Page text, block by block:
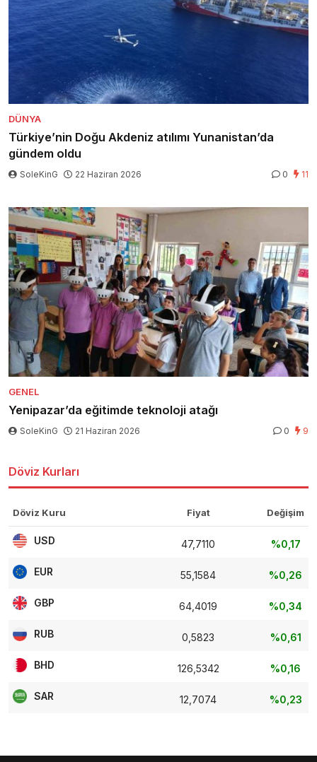
DÜNYA
Türkiye’nin Doğu Akdeniz atılımı Yunanistan’da
gündem oldu
SoleKinG 22 Haziran 2026 0 11
GENEL
Yenipazar’da eğitimde teknoloji atağı
SoleKinG 21 Haziran 2026 0 9
Döviz Kurları
Döviz Kuru Fiyat Değişim
USD 47,7110 %0,17
EUR 55,1584 %0,26
GBP 64,4019 %0,34
RUB 0,5823 %0,61
BHD 126,5342 %0,16
SAR 12,7074 %0,23